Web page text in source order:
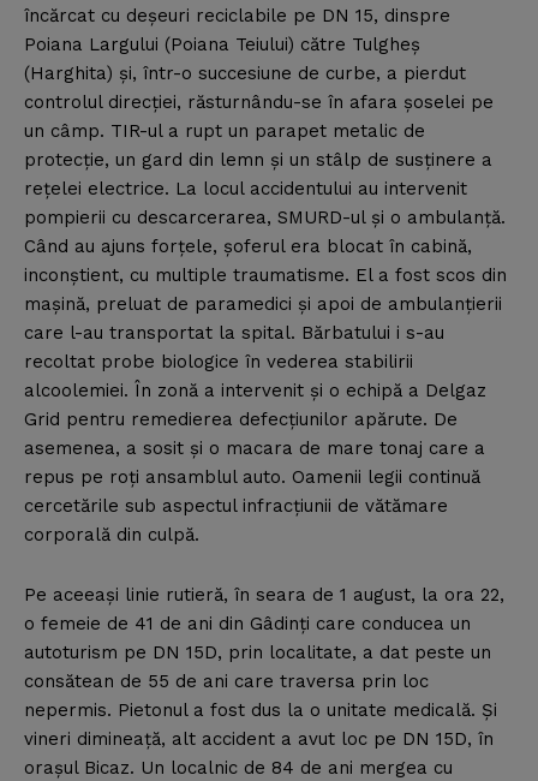
încărcat cu deşeuri reciclabile pe DN 15, dinspre
Poiana Largului (Poiana Teiului) către Tulgheş
(Harghita) şi, într-o succesiune de curbe, a pierdut
controlul direcţiei, răsturnându-se în afara şoselei pe
un câmp. TIR-ul a rupt un parapet metalic de
protecţie, un gard din lemn şi un stâlp de susţinere a
reţelei electrice. La locul accidentului au intervenit
pompierii cu descarcerarea, SMURD-ul şi o ambulanţă.
Când au ajuns forţele, şoferul era blocat în cabină,
inconştient, cu multiple traumatisme. El a fost scos din
maşină, preluat de paramedici şi apoi de ambulanţierii
care l-au transportat la spital. Bărbatului i s-au
recoltat probe biologice în vederea stabilirii
alcoolemiei. În zonă a intervenit şi o echipă a Delgaz
Grid pentru remedierea defecţiunilor apărute. De
asemenea, a sosit şi o macara de mare tonaj care a
repus pe roţi ansamblul auto. Oamenii legii continuă
cercetările sub aspectul infracţiunii de vătămare
corporală din culpă.
Pe aceeaşi linie rutieră, în seara de 1 august, la ora 22,
o femeie de 41 de ani din Gâdinţi care conducea un
autoturism pe DN 15D, prin localitate, a dat peste un
consătean de 55 de ani care traversa prin loc
nepermis. Pietonul a fost dus la o unitate medicală. Şi
vineri dimineaţă, alt accident a avut loc pe DN 15D, în
oraşul Bicaz. Un localnic de 84 de ani mergea cu